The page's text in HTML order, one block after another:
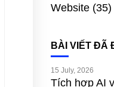
Website (35)
BÀI VIẾT ĐÃ
Tích hợp AI
15 July, 2026